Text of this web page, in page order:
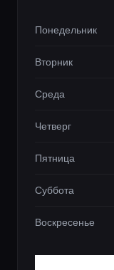
Понедельник
Вторник
Среда
Четверг
Пятница
Суббота
Воскресенье